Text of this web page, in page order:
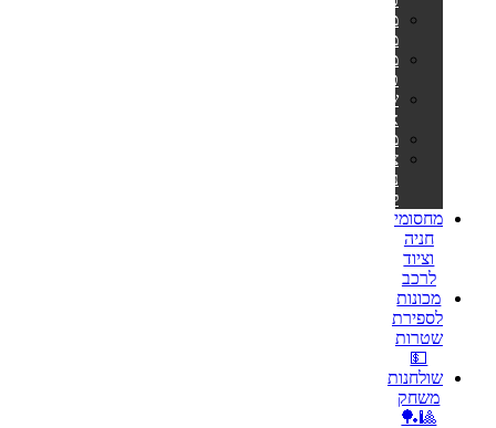
מתקני
מתח
מולטי
טריינר
שקי
איגרוף
משקולות
ציוד
נלווה
לספורט
מחסומי
חניה
וציוד
לרכב
מכונות
לספירת
שטרות
💵
שולחנות
משחק
🎱🏓